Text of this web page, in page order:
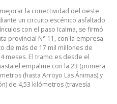
la conectividad del oeste
un circuito escénico asfaltado
con el paso Icalma, se firmó
provincial N° 11, con la empresa
de más de 17 mil millones de
meses. El tramo es desde el
el empalme con la 23 (primera
(hasta Arroyo Las Ánimas) y
de 4,53 kilómetros (travesía